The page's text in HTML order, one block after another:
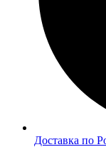
Доставка по